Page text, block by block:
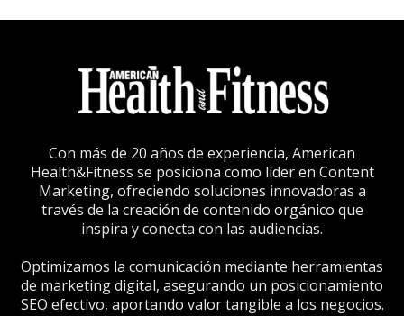
Con más de 20 años de experiencia, American
Health&Fitness se posiciona como líder en Content
Marketing, ofreciendo soluciones innovadoras a
través de la creación de contenido orgánico que
inspira y conecta con las audiencias.
Optimizamos la comunicación mediante herramientas
de marketing digital, asegurando un posicionamiento
SEO efectivo, aportando valor tangible a los negocios.